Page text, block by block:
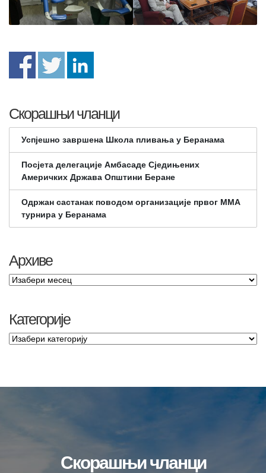
Скорашњи чланци
Успјешно завршена Школа пливања у Беранама
Посјета делегације Амбасаде Сједињених
Америчких Држава Општини Беране
Одржан састанак поводом организације првог ММА
турнира у Беранама
Архиве
Категорије
Скорашњи чланци